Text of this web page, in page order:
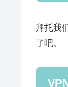
拜托我
了吧。